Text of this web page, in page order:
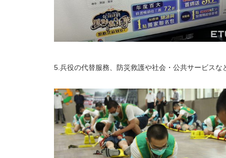
5.兵役の代替服務、防災救護や社会・公共サービスな